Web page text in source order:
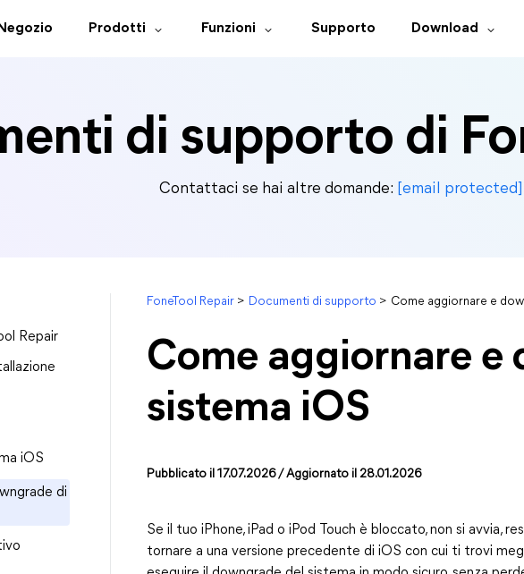
Negozio Prodotti Funzioni Supporto Download
di supporto di
Contattaci se hai altre domande: [email protected]
Repair
iOS
di
FoneTool Repair > Documenti di supporto > Come aggiornare e
Come aggiornare e
sistema iOS
Pubblicato il 17.07.2026/ Aggiornato il 28.01.2026
Se il tuo iPhone, iPad o iPod Touch è bloccato, non si avvia,
tornare a una versione precedente di iOS con cui ti trovi